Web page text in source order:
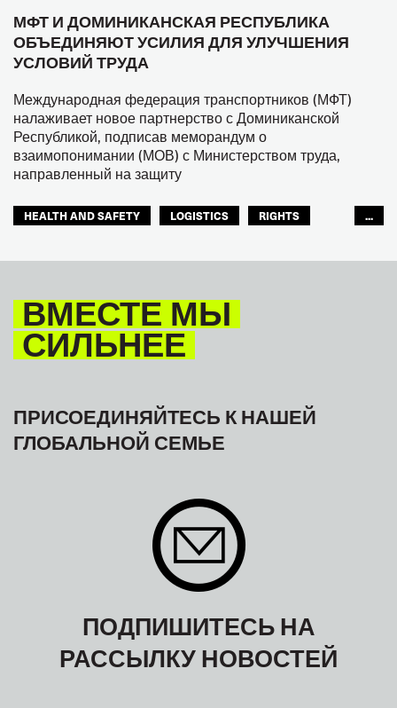
МФТ И ДОМИНИКАНСКАЯ РЕСПУБЛИКА
ОБЪЕДИНЯЮТ УСИЛИЯ ДЛЯ УЛУЧШЕНИЯ
УСЛОВИЙ ТРУДА
Международная федерация транспортников (МФТ)
налаживает новое партнерство с Доминиканской
Республикой, подписав меморандум о
взаимопонимании (МОВ) с Министерством труда,
направленный на защиту
HEALTH AND SAFETY LOGISTICS
RIGHTS
...
ВМЕСТЕ МЫ
СИЛЬНЕЕ
ПРИСОЕДИНЯЙТЕСЬ К НАШЕЙ
ГЛОБАЛЬНОЙ СЕМЬЕ
ПОДПИШИТЕСЬ НА
РАССЫЛКУ НОВОСТЕЙ